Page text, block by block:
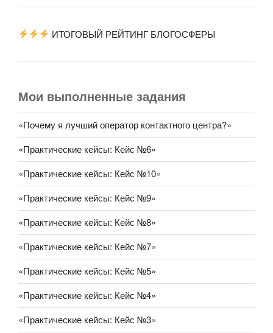
ИТОГОВЫЙ РЕЙТИНГ БЛОГОСФЕРЫ
Мои выполненные задания
«Почему я лучший оператор контактного центра?»
«Практические кейсы: Кейс №6»
«Практические кейсы: Кейс №10»
«Практические кейсы: Кейс №9»
«Практические кейсы: Кейс №8»
«Практические кейсы: Кейс №7»
«Практические кейсы: Кейс №5»
«Практические кейсы: Кейс №4»
«Практические кейсы: Кейс №3»